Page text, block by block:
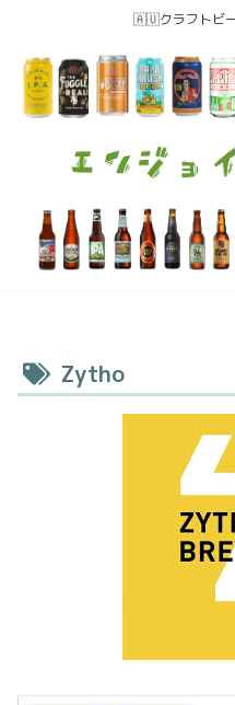
🇦🇺クラフトビ
Zytho